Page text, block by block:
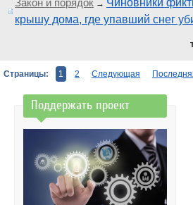
Закон и порядок → Чиновники
крышу дома, где упавший снег
Страницы: 1 2 Следующая
Поддержать проект